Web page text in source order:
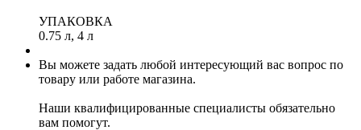
УПАКОВКА
0.75 л, 4 л
Вы можете задать любой интересующий вас вопрос по
товару или работе магазина.
Наши квалифицированные специалисты обязательно
вам помогут.